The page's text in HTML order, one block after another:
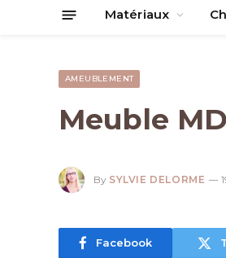
Matériaux
AMEUBLEMENT
Meuble
By SYLVIE DELORME
Facebook